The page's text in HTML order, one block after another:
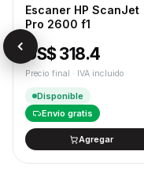
Cambios y
Consumidor.
Escaner HP ScanJet
Pro 2600 f1
US$ 318.4
Precio final · IVA incluido
Disponible
Envío gratis
Agregar